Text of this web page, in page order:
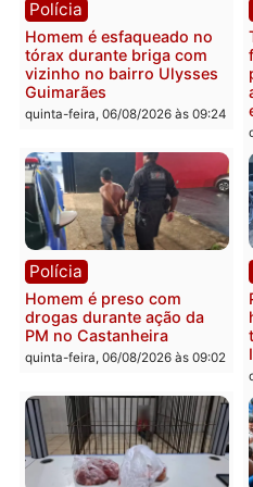
Polícia
Policiais militares
recuperam moto furtada e
prendem trio na zona
Leste
quinta-feira, 06/08/2026 às 09:28
Polícia
Homem é esfaqueado no
tórax durante briga com
vizinho no bairro Ulysses
Guimarães
quinta-feira, 06/08/2026 às 09:24